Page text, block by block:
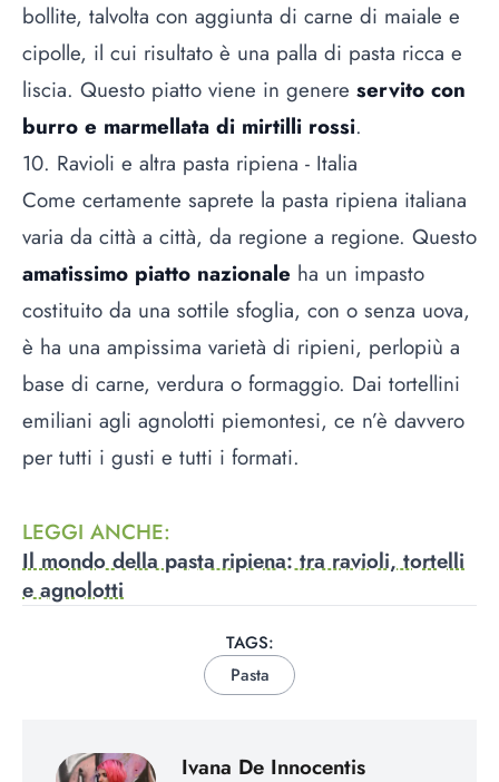
bollite, talvolta con aggiunta di carne di maiale e
cipolle, il cui risultato è una palla di pasta ricca e
liscia. Questo piatto viene in genere servito con
burro e marmellata di mirtilli rossi.
10. Ravioli e altra pasta ripiena - Italia
Come certamente saprete la pasta ripiena italiana
varia da città a città, da regione a regione. Questo
amatissimo piatto nazionale ha un impasto
costituito da una sottile sfoglia, con o senza uova,
è ha una ampissima varietà di ripieni, perlopiù a
base di carne, verdura o formaggio. Dai tortellini
emiliani agli agnolotti piemontesi, ce n’è davvero
per tutti i gusti e tutti i formati.
LEGGI ANCHE:
Il mondo della pasta ripiena: tra ravioli, tortelli
e agnolotti
TAGS:
Pasta
Ivana De Innocentis